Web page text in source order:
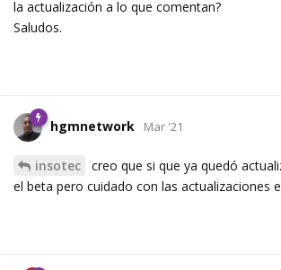
la actualización a lo que comentan?
Saludos.
hgmnetwork Mar '21
insotec
creo que si que ya quedó
el beta pero cuidado con las actualizaciones